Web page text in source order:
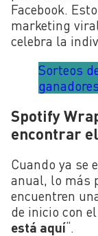
Facebook.
marketing
celebra la
Sorteos
Spotify
encontrar
Cuando ya se
anual, lo más
encuentren
de inicio con
está aquí“.